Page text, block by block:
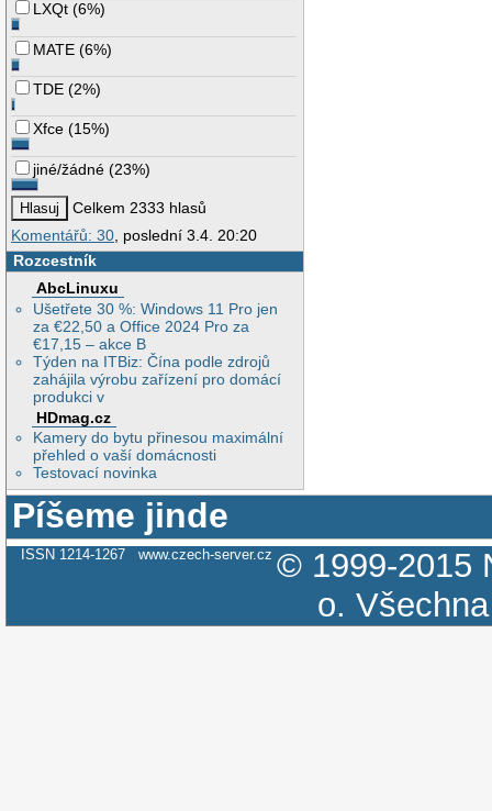
LXQt (6%)
MATE (6%)
TDE (2%)
Xfce (15%)
jiné/žádné (23%)
Celkem 2333 hlasů
Komentářů: 30, poslední 3.4. 20:20
Rozcestník
AbcLinuxu
Ušetřete 30 %: Windows 11 Pro jen
za €22,50 a Office 2024 Pro za
€17,15 – akce B
Týden na ITBiz: Čína podle zdrojů
zahájila výrobu zařízení pro domácí
produkci v
HDmag.cz
Kamery do bytu přinesou maximální
přehled o vaší domácnosti
Testovací novinka
Píšeme jinde
ISSN 1214-1267 www.czech-server.cz © 1999-2015
o.